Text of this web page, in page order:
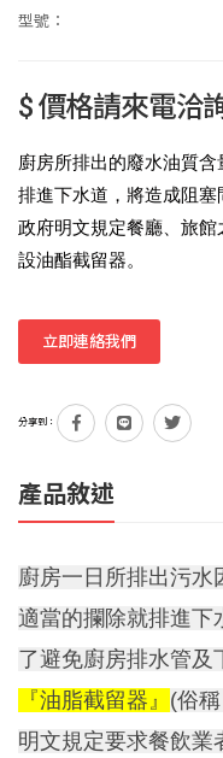
型號：
$ 價格請來電洽
廚房所排出的廢水油質
排進下水道，將造成阻塞
政府明文規定餐廳、旅
設油酯截留器。
立即連絡我們
分享到：
產品敘述
廚房一日所排出污水
適當的攔除就排進下
了避免廚房排水管及
『油脂截留器』 (俗
明文規定要求餐飲業